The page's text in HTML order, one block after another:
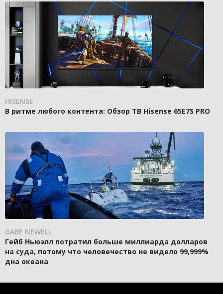
HISENSE
В ритме любого контента: Обзор ТВ Hisense 65E7S PRO
GABE NEWELL
Гейб Ньюэлл потратил больше миллиарда долларов
на суда, потому что человечество не видело 99,999%
дна океана